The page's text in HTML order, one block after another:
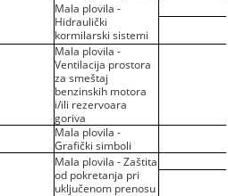
Mala plovila -
Hidraulički
kormilarski sistemi
Mala plovila -
Ventilacija prostora
za smeštaj
benzinskih motora
i/ili rezervoara
goriva
Mala plovila -
Grafički simboli
Mala plovila - Zaštita
od pokretanja pri
uključenom prenosu